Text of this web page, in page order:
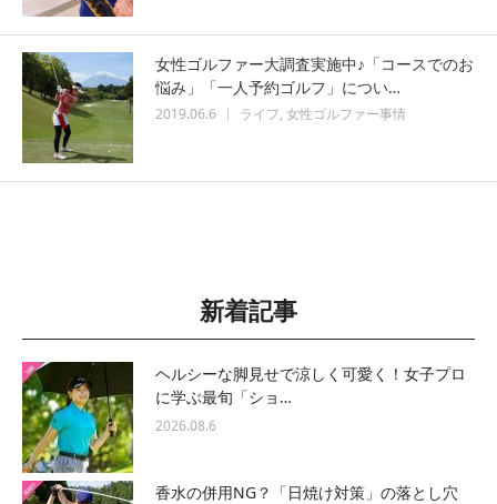
女性ゴルファー大調査実施中♪「コースでのお
悩み」「一人予約ゴルフ」につい…
2019.06.6 ライフ 女性ゴルファー事情
新着記事
ヘルシーな脚見せで涼しく可愛く！女子プロ
に学ぶ最旬「ショ…
2026.08.6
香水の併用NG？「日焼け対策」の落とし穴